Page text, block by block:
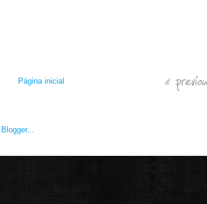
Página inicial